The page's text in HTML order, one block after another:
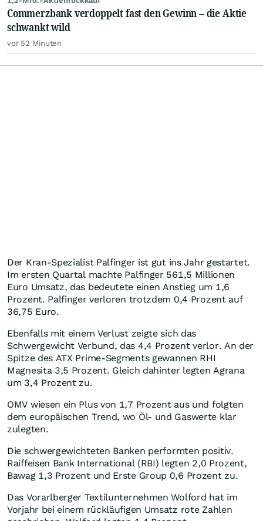
Commerzbank verdoppelt fast den Gewinn – die Aktie
schwankt wild
vor 52 Minuten
Der Kran-Spezialist Palfinger ist gut ins Jahr gestartet.
Im ersten Quartal machte Palfinger 561,5 Millionen
Euro Umsatz, das bedeutete einen Anstieg um 1,6
Prozent. Palfinger verloren trotzdem 0,4 Prozent auf
36,75 Euro.
Ebenfalls mit einem Verlust zeigte sich das
Schwergewicht Verbund, das 4,4 Prozent verlor. An der
Spitze des ATX Prime-Segments gewannen RHI
Magnesita 3,5 Prozent. Gleich dahinter legten Agrana
um 3,4 Prozent zu.
OMV wiesen ein Plus von 1,7 Prozent aus und folgten
dem europäischen Trend, wo Öl- und Gaswerte klar
zulegten.
Die schwergewichteten Banken performten positiv.
Raiffeisen Bank International (RBI) legten 2,0 Prozent,
Bawag 1,3 Prozent und Erste Group 0,6 Prozent zu.
Das Vorarlberger Textilunternehmen Wolford hat im
Vorjahr bei einem rückläufigen Umsatz rote Zahlen